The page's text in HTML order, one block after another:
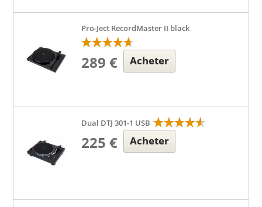
Pro-Ject RecordMaster II black
289 € Acheter
Dual DTJ 301-1 USB
225 € Acheter